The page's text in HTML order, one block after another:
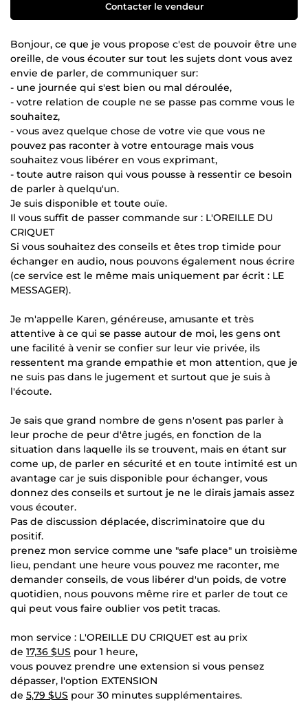
Contacter le vendeur
Bonjour, ce que je vous propose c'est de pouvoir être une
oreille, de vous écouter sur tout les sujets dont vous avez
envie de parler, de communiquer sur:
- une journée qui s'est bien ou mal déroulée,
- votre relation de couple ne se passe pas comme vous le
souhaitez,
- vous avez quelque chose de votre vie que vous ne
pouvez pas raconter à votre entourage mais vous
souhaitez vous libérer en vous exprimant,
- toute autre raison qui vous pousse à ressentir ce besoin
de parler à quelqu'un.
Je suis disponible et toute ouïe.
Il vous suffit de passer commande sur : L'OREILLE DU
CRIQUET
Si vous souhaitez des conseils et êtes trop timide pour
échanger en audio, nous pouvons également nous écrire
(ce service est le même mais uniquement par écrit : LE
MESSAGER).
Je m'appelle Karen, généreuse, amusante et très
attentive à ce qui se passe autour de moi, les gens ont
une facilité à venir se confier sur leur vie privée, ils
ressentent ma grande empathie et mon attention, que je
ne suis pas dans le jugement et surtout que je suis à
l'écoute.
Je sais que grand nombre de gens n'osent pas parler à
leur proche de peur d'être jugés, en fonction de la
situation dans laquelle ils se trouvent, mais en étant sur
come up, de parler en sécurité et en toute intimité est un
avantage car je suis disponible pour échanger, vous
donnez des conseils et surtout je ne le dirais jamais assez
vous écouter.
Pas de discussion déplacée, discriminatoire que du
positif.
prenez mon service comme une "safe place" un troisième
lieu, pendant une heure vous pouvez me raconter, me
demander conseils, de vous libérer d'un poids, de votre
quotidien, nous pouvons même rire et parler de tout ce
qui peut vous faire oublier vos petit tracas.
mon service : L'OREILLE DU CRIQUET est au prix
de 17,36 $US pour 1 heure,
vous pouvez prendre une extension si vous pensez
dépasser, l'option EXTENSION
de 5,79 $US pour 30 minutes supplémentaires.